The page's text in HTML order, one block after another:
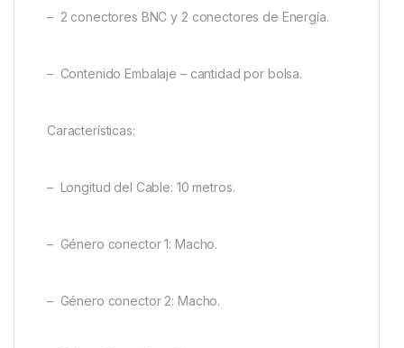
– 2 conectores BNC y 2 conectores de Energía.
– Contenido Embalaje – cantidad por bolsa.
Características:
– Longitud del Cable: 10 metros.
– Género conector 1: Macho.
– Género conector 2: Macho.